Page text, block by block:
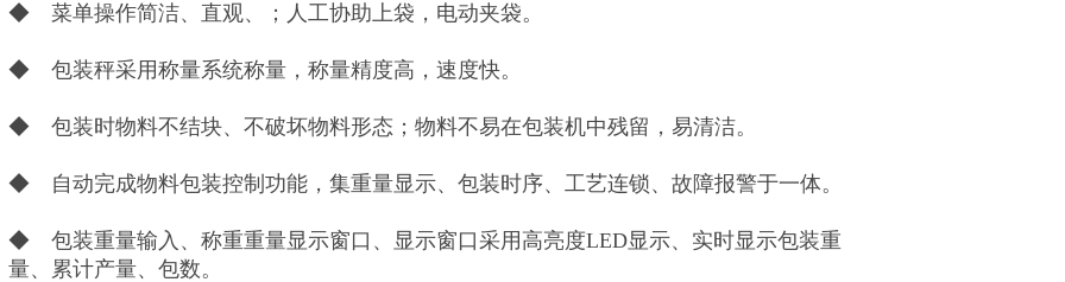
◆ 菜单操作简洁、直观、；人工协助上袋，电动夹袋。
◆ 包装秤采用称量系统称量，称量精度高，速度快。
◆ 包装时物料不结块、不破坏物料形态；物料不易在包装机中残留，易清洁。
◆ 自动完成物料包装控制功能，集重量显示、包装时序、工艺连锁、故障报警于一体。
◆ 包装重量输入、称重重量显示窗口、显示窗口采用高亮度LED显示、实时显示包装重
量、累计产量、包数。